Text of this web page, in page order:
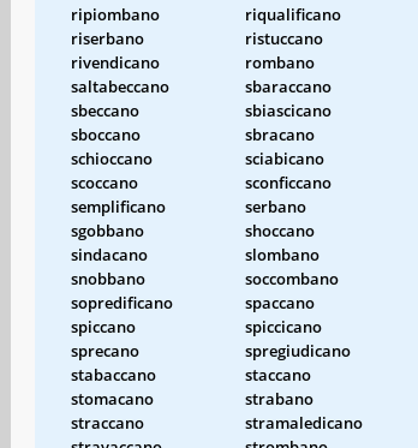
ripiombano
riqualificano
riserbano
ristuccano
rivendicano
rombano
saltabeccano
sbaraccano
sbeccano
sbiascicano
sboccano
sbracano
schioccano
sciabicano
scoccano
sconficcano
semplificano
serbano
sgobbano
shoccano
sindacano
slombano
snobbano
soccombano
sopredificano
spaccano
spiccano
spiccicano
sprecano
spregiudicano
stabaccano
staccano
stomacano
strabano
straccano
stramaledicano